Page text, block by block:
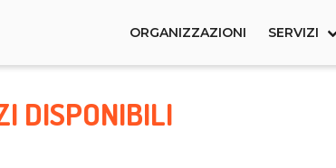
ORGANIZZAZIONI SERVIZI
DISPONIBILI